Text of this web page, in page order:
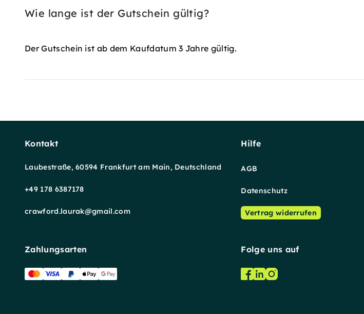
Wie lange ist der Gutschein gültig?
Der Gutschein ist ab dem Kaufdatum 3 Jahre gültig.
Kontakt
Laubestraße, 60594 Frankfurt am Main, Deutschland
+49 178 6387178
crawford.laurak@gmail.com
Hilfe
AGB
Datenschutz
Vertrag widerrufen
Zahlungsarten Folge uns auf